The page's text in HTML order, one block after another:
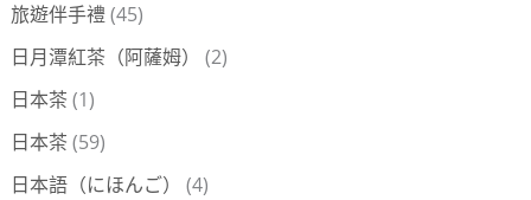
旅遊伴手禮(45)
日月潭紅茶（阿薩姆）
(2)
日本茶 (1)
日本茶 (59)
日本語（にほんご）
(4)